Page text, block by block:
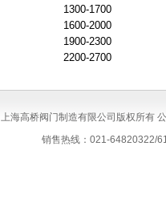
1300-1700
1600-2000
1900-2300
2200-2700
上海高桥阀门制造有限公司版权所有
销售热线：021-64820322/